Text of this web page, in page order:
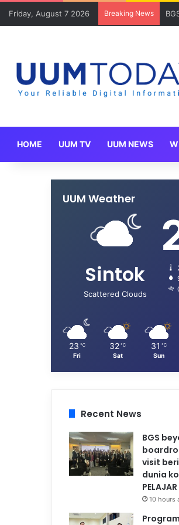
Friday, August 7 2026 Breaking News
HOME UUM TV UUM NEWS
UUM Weather
Sintok
Scattered Clouds
23 ℃
Fri
32 ℃
Sat
31 ℃
Sun
Recent News
BGS
visit
dunia
10 hours